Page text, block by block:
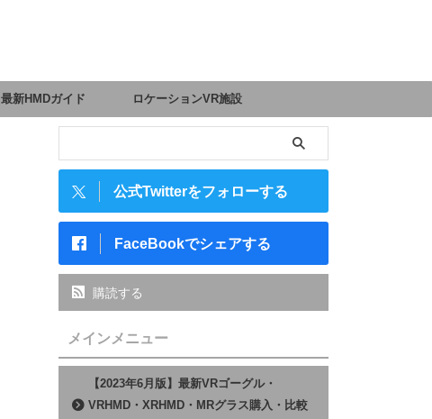
最新HMDガイド ロケーションVR施設
公式Twitterをフォローする
FaceBookでシェアする
購読する
メインメニュー
【2023年6月版】最新VRゴーグル・
VRHMD・XRHMD・MRグラス購入・比較